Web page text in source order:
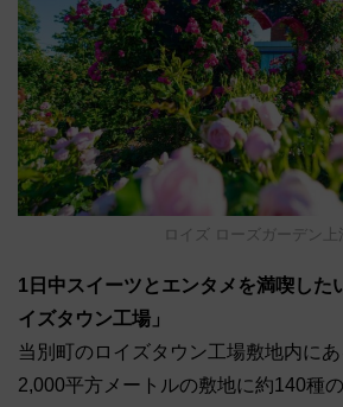
ロイズ ローズガーデン上
1日中スイーツとエンタメを満喫した
イズタウン工場」
当別町のロイズタウン工場敷地内に
2,000平方メートルの敷地に約140種